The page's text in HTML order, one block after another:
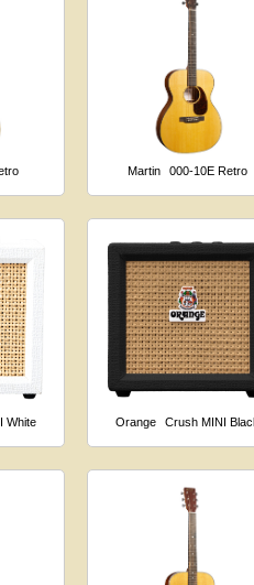
Martin 000-10E Retro
White Orange Crush MINI